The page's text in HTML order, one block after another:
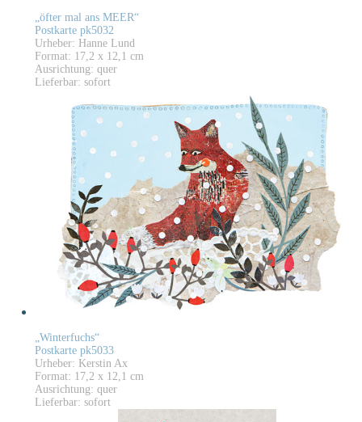
„öfter mal ans MEER“
Postkarte pk5032
Urheber: Hanne Lund
Format: 17,2 x 12,1 cm
Ausrichtung: quer
Lieferbar: sofort
„Winterfuchs“
Postkarte pk5033
Urheber: Kerstin Ax
Format: 17,2 x 12,1 cm
Ausrichtung: quer
Lieferbar: sofort